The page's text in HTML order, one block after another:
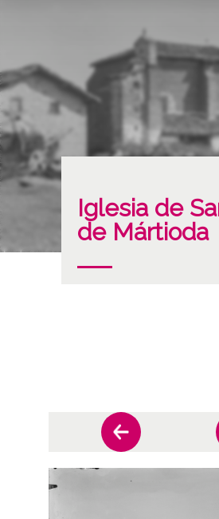
Iglesia de
de Mártioda